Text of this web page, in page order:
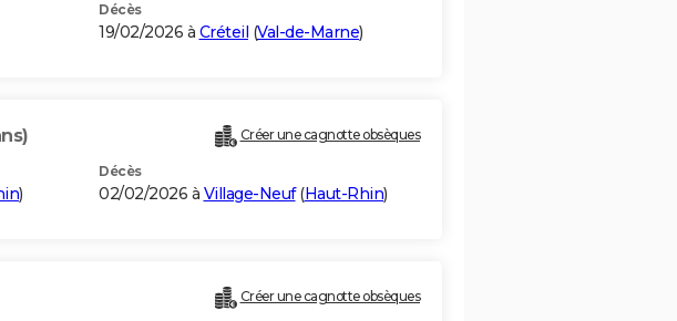
Décès
19/02/2026 à Créteil (Val-de-Marne)
Créer une cagnotte obsèques
)
Décès
02/02/2026 à Village-Neuf(Haut-Rhin)
Créer une cagnotte obsèques